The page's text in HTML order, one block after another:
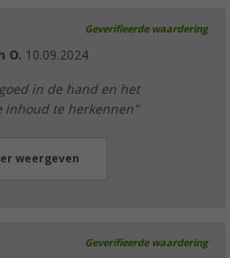
Geverifieerde waardering
O. 10.09.2024
in de hand en het
inhoud te herkennen"
weergeven
Geverifieerde waardering